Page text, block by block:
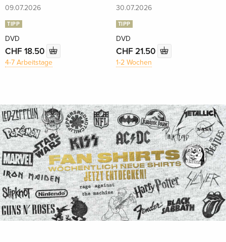
09.07.2026
TIPP
DVD
CHF 18.50
4-7 Arbeitstage
30.07.2026
TIPP
DVD
CHF 21.50
1-2 Wochen